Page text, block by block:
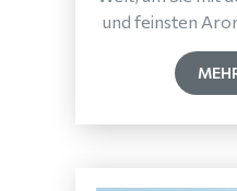
und feinsten